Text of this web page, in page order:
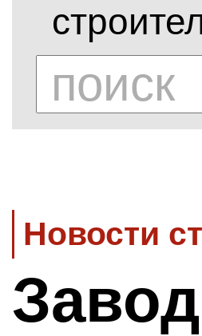
Новости